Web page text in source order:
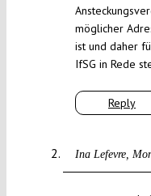
Reply
möglicher
ist und daher
IfSG in Rede
Ina Lefevre